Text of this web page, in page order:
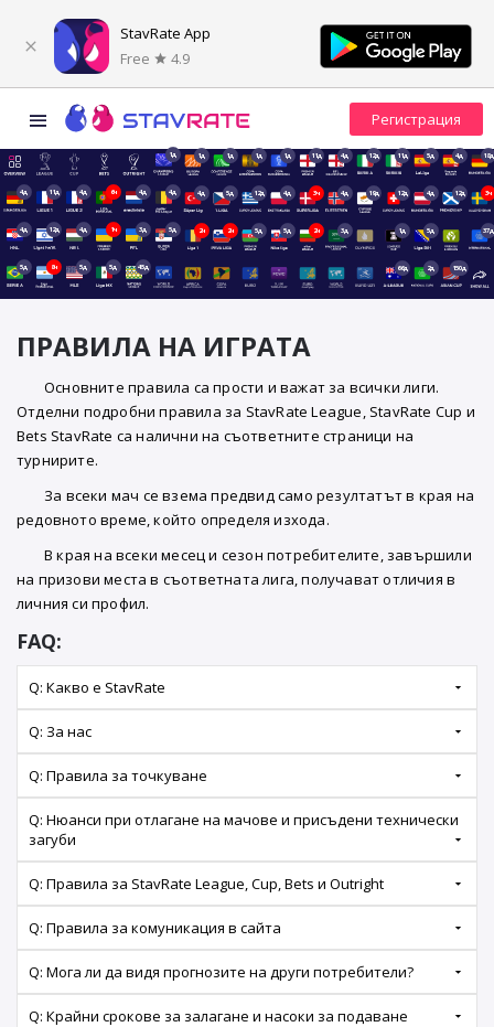
StavRate App
Free
4.9
1д 1д 1д 1д 1д 11д 4д 12д 11д 5д 4д 18д
4д 11д 4д 6ч 4д 4д 4д 5д 12д 4д 3ч 4д 19д 12д 4д 12д 3ч
4д 12д 4д 1ч 3д 5д 2ч 2ч 5д 5д 2ч 3д 1д 5д 37д
5д 8ч 5д 5д 45д 66д 2д 150д
ПРАВИЛА НА ИГРАТА
Основните правила са прости и важат за всички лиги.
Отделни подробни правила за StavRate League, StavRate Cup и
Bets StavRate са налични на съответните страници на
турнирите.
За всеки мач се взема предвид само резултатът в края на
редовното време, който определя изхода.
В края на всеки месец и сезон потребителите, завършили
на призови места в съответната лига, получават отличия в
личния си профил.
FAQ:
Q: Какво е StavRate
Q: За нас
Q: Правила за точкуване
Q: Нюанси при отлагане на мачове и присъдени технически
загуби
Q: Правила за StavRate League, Cup, Bets и Outright
Q: Правила за комуникация в сайта
Q: Мога ли да видя прогнозите на други потребители?
Q: Крайни срокове за залагане и насоки за подаване